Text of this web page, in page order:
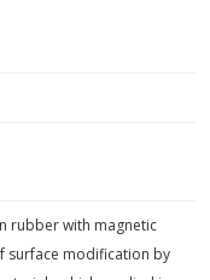
rubber with magnetic
surface modification by